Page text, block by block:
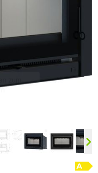
zum